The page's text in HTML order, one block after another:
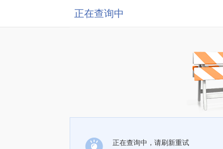
正在查询中
正在查询中，请刷新重试